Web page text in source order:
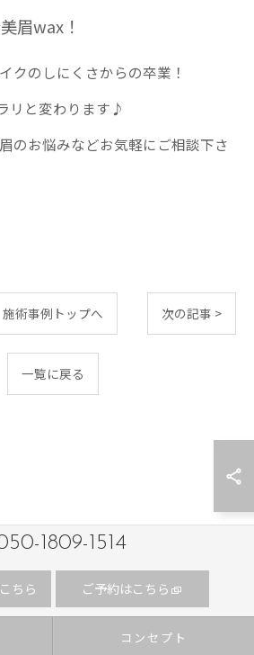
眉wax！
クのしにくさからの卒業！
リと変わります♪
のお悩みなどお気軽にご相談下さ
施術事例トップへ 次の記事 >
一覧に戻る
1809-1514
ちら ご予約はこちら
コンセプト